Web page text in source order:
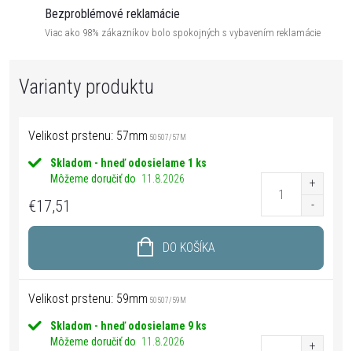
Bezproblémové reklamácie
Viac ako 98% zákazníkov bolo spokojných s vybavením reklamácie
Velikost prstenu: 57mm 50507/57M
Skladom - hneď odosielame 1 ks
Môžeme doručiť do 11.8.2026
€17,51
DO KOŠÍKA
Velikost prstenu: 59mm 50507/59M
Skladom - hneď odosielame 9 ks
Môžeme doručiť do 11.8.2026